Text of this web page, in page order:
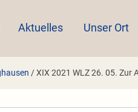
Aktuelles Unser Ort
/XIX 2021 WLZ 26. 05. Zur